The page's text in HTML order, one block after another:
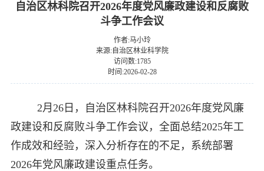
自治区林科院召开2026年度党风廉政建设和反腐败
斗争工作会议
作者:马小玲
来源:自治区林业科学院
访问数:1785
时间:2026-02-28
2月26日，自治区林科院召开2026年度党风廉
政建设和反腐败斗争工作会议，全面总结2025年工
作成效和经验，深入分析存在的不足，系统部署
2026年党风廉政建设重点任务。